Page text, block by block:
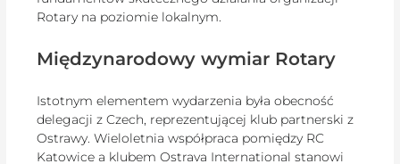
Rotary na poziomie lokalnym.
Międzynarodowy wymiar Rotary
Istotnym elementem wydarzenia była obecność
delegacji z Czech, reprezentującej klub partnerski z
Ostrawy. Wieloletnia współpraca pomiędzy RC
Katowice a klubem Ostrava International stanowi